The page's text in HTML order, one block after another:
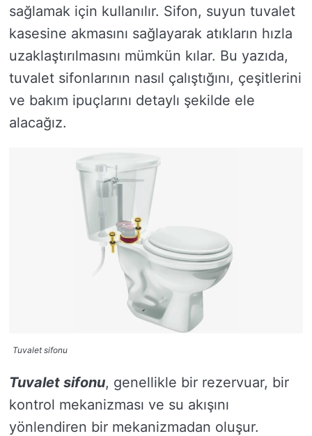
sağlamak için kullanılır. Sifon, suyun tuvalet
kasesine akmasını sağlayarak atıkların hızla
uzaklaştırılmasını mümkün kılar. Bu yazıda,
tuvalet sifonlarının nasıl çalıştığını, çeşitlerini
ve bakım ipuçlarını detaylı şekilde ele
alacağız.
Tuvalet sifonu
Tuvalet sifonu, genellikle bir rezervuar, bir
kontrol mekanizması ve su akışını
yönlendiren bir mekanizmadan oluşur.